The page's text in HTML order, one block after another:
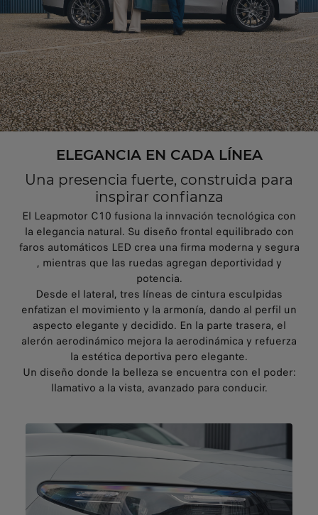
ELEGANCIA EN CADA LÍNEA
Una presencia fuerte, construida para
inspirar confianza
El Leapmotor C10 fusiona la innvación tecnológica con
la elegancia natural. Su diseño frontal equilibrado con
faros automáticos LED crea una firma moderna y segura
, mientras que las ruedas agregan deportividad y
potencia.
Desde el lateral, tres líneas de cintura esculpidas
enfatizan el movimiento y la armonía, dando al perfil un
aspecto elegante y decidido. En la parte trasera, el
alerón aerodinámico mejora la aerodinámica y refuerza
la estética deportiva pero elegante.
Un diseño donde la belleza se encuentra con el poder:
llamativo a la vista, avanzado para conducir.